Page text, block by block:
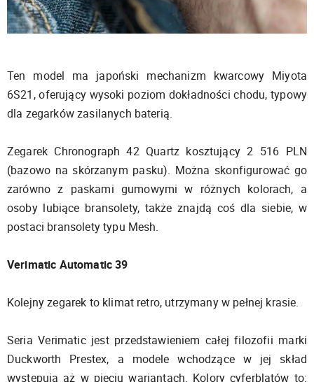
Ten model ma japoński mechanizm kwarcowy Miyota
6S21, oferujący wysoki poziom dokładności chodu, typowy
dla zegarków zasilanych baterią.
Zegarek Chronograph 42 Quartz kosztujący 2 516 PLN
(bazowo na skórzanym pasku). Można skonfigurować go
zarówno z paskami gumowymi w różnych kolorach, a
osoby lubiące bransolety, także znajdą coś dla siebie, w
postaci bransolety typu Mesh.
Verimatic Automatic 39
Kolejny zegarek to klimat retro, utrzymany w pełnej krasie.
Seria Verimatic jest przedstawieniem całej filozofii marki
Duckworth Prestex, a modele wchodzące w jej skład
występują aż w pięciu wariantach. Kolory cyferblatów to: